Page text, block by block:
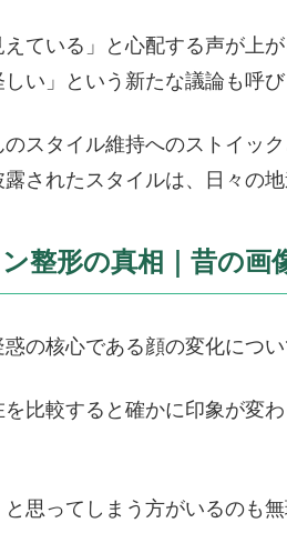
えている」と心配する声が上
い」という新たな議論も呼び
スタイル維持へのストイッ
されたスタイルは、日々の
整形の真相｜昔の画
の核心である顔の変化につい
比較すると確かに印象が変
と思ってしまう方がいるのも無